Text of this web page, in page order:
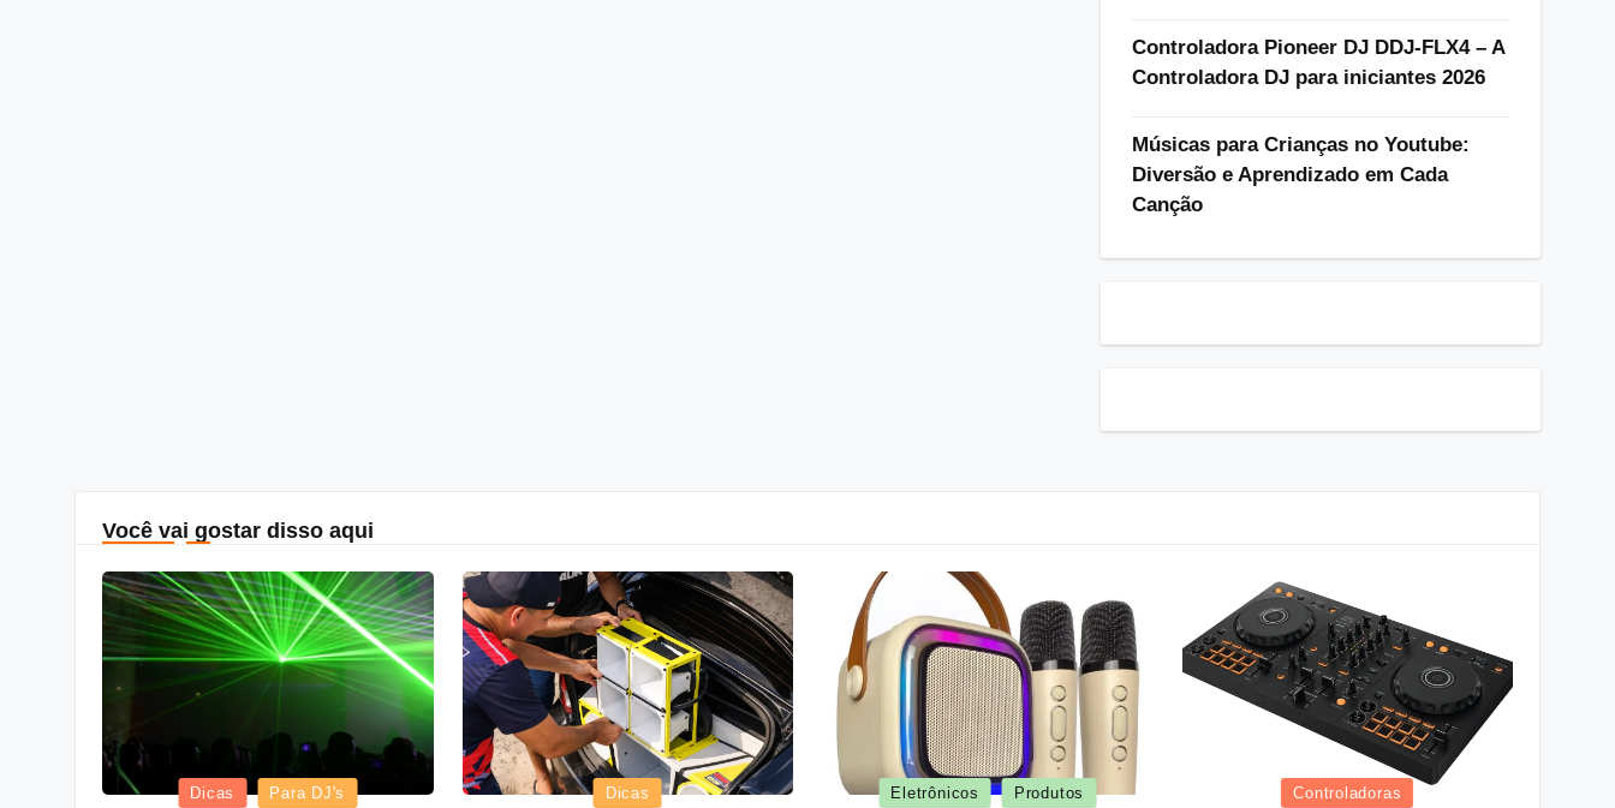
Controladora Pioneer DJ DDJ-FLX4 – A
Controladora DJ para iniciantes 2026
Músicas para Crianças no Youtube:
Diversão e Aprendizado em Cada
Canção
Você vai gostar disso aqui
Posted
Dicas Para DJ's
Posted
Dicas
Posted
Eletrônicos Produtos
Posted
Controladoras